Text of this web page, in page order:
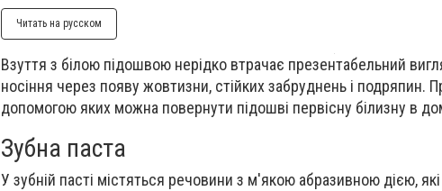
Читать на русском
Взуття з білою підошвою нерідко втрачає презентабельний
носіння через появу жовтизни, стійких забруднень і подряпин.
допомогою яких можна повернути підошві первісну білизну в
Зубна паста
У зубній пасті містяться речовини з м'якою абразивною дією,